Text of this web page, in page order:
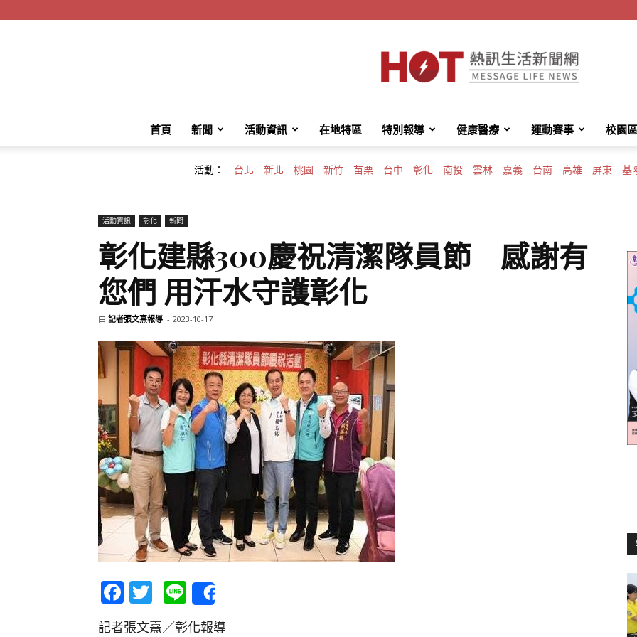
HotMessage
首頁 新聞 活動資訊 在地特區 特別報導 健康醫療 運動賽事 校園區
活動： 台北 新北 桃園 新竹 苗栗 台中 彰化 南投 雲林 嘉義 台南 高雄 屏東 基
活動資訊 彰化 新聞
彰化建縣300慶祝清潔隊員節 感謝有
您們 用汗水守護彰化
由 記者張文熹報導 - 2023-10-17
Facebook
Twitter
Line
記者張文熹／彰化報導